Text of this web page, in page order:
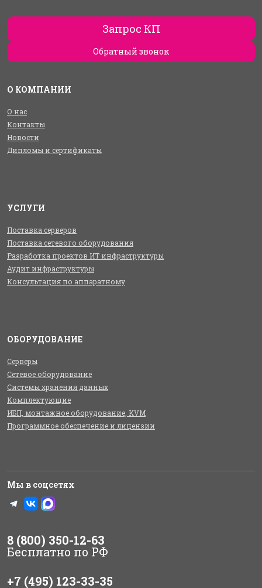
Запрос КП
Обратный звонок
О КОМПАНИИ
О нас
Контакты
Новости
Дипломы и сертификаты
УСЛУГИ
Поставка серверов
Поставка сетевого оборудования
Разработка проектов ИТ инфраструктуры
Аудит инфраструктуры
Консультация по аппаратному
ОБОРУДОВАНИЕ
Серверы
Сетевое оборудование
Системы хранения данных
Комплектующие
ИБП, монтажное оборудование, KVM
Программное обеспечение и лицензии
Мы в соцсетях
8 (800) 350-12-63
Бесплатно по РФ
+7 (495) 123-33-35